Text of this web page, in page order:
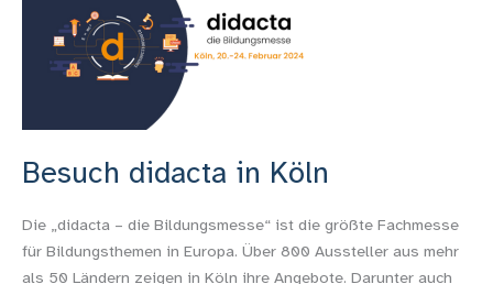
Besuch didacta in Köln
Die „didacta – die Bildungsmesse“ ist die größte Fachmesse
für Bildungsthemen in Europa. Über 800 Aussteller aus mehr
als 50 Ländern zeigen in Köln ihre Angebote. Darunter auch
Köln